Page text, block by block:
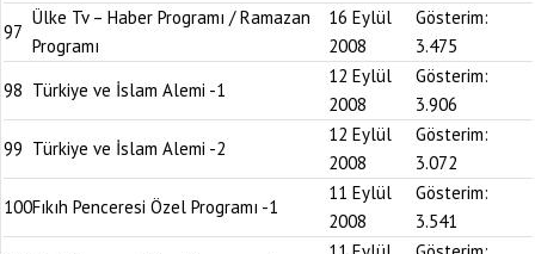
97
Ülke Tv – Haber Programı / Ramazan
Programı
16 Eylül
2008
Gösterim:
3.475
98 Türkiye ve İslam Alemi -1
12 Eylül
2008
Gösterim:
3.906
99 Türkiye ve İslam Alemi -2
12 Eylül
2008
Gösterim:
3.072
100Fıkıh Penceresi Özel Programı -1
11 Eylül
2008
Gösterim:
3.541